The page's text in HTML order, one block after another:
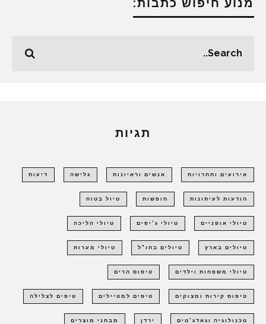
מנוע חיפוש כתבות:
תגיות
אירועים ותחרויות אנשים וראיונות גלישה דיעות
הודעות לעיתונות חופשות טיול בטוח
טיולי אופניים טיולי ג'יפים טיולי הליכה
טיולים בארץ טיולים בחו"ל טיולי מערות
טיולי משפחות וילדים טיפוס הרים
טיפוס קירות ומצוקים טיפים למטיילים טיפים לצלילה
טכנולוגיה וגאדג'טים ירדן מבחני מוצרים